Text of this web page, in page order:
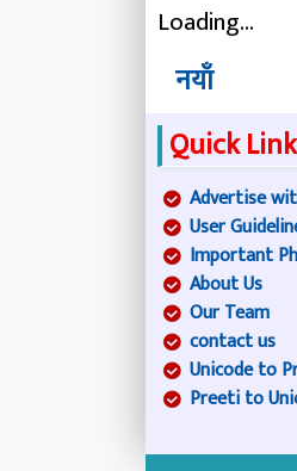
Loading...
नयाँ
Quick
Advertise
User
Important
About Us
Our Team
contact us
Unicode to
Preeti to